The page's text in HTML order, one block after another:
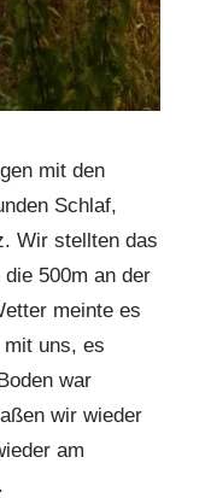
mit den
Schlaf,
Wir stellten das
500m an der
meinte es
uns, es
war
wir wieder
am